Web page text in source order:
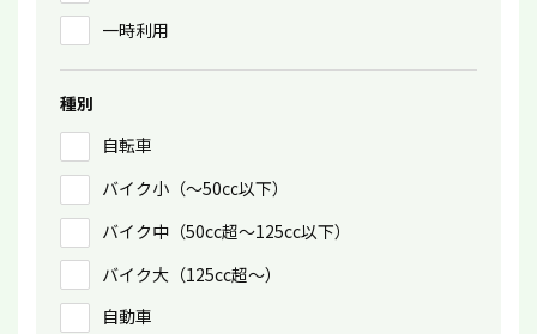
一時利用
種別
自転車
バイク小（〜50㏄以下）
バイク中（50cc超〜125cc以下）
バイク大（125cc超〜）
自動車